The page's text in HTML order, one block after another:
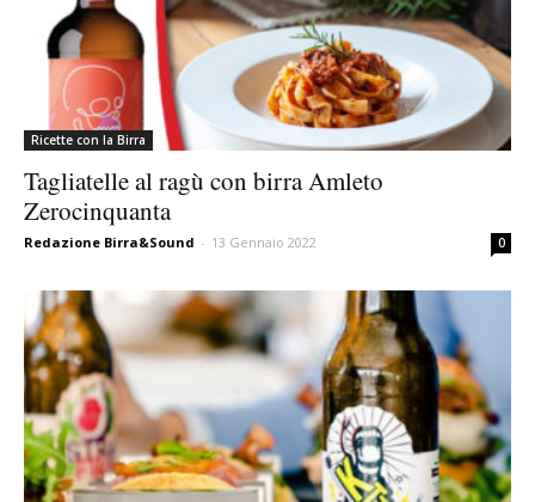
Ricette con la Birra
Tagliatelle al ragù con birra Amleto
Zerocinquanta
Redazione Birra&Sound - 13 Gennaio 2022 0